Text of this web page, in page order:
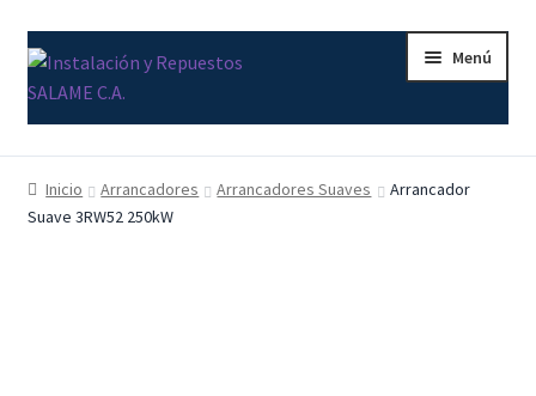
Ir
a
la
Ir
al
contenido
Menú
Inicio
Carrito
Inicio Arrancadores Arrancadores Suaves
Arrancador
Suave 3RW52 250kW